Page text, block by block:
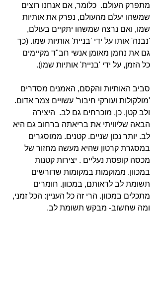
מתפרק העולם.  כלומר, אם אנחנו רוצים
שמשהו יעלם מהעולם, נפרק את אותיות
שמו, ואם נרצה שמשהו יתקיים בעולם,
'נבנה' אותו על ידי 'בניית' אותיות שמו. (כך
גם את נחמן מאומן אנשי חב"ד מקיימים
כל הזמן, על ידי 'בניית' אותיות שמו).
סביב האותיות והקסם, האמנים מסדרים
'מולקולות ועורקי חיבור' עשויים צמר אדום.
ולב קטן. כן, מוכרחים גם לב.  היצירה
הבאה שליוויתי את בריאתה ברחוב גם היא
לב. יותר נכון שניים. קטנים. ממוסגרים
במסגרת קרטון שהיא מעשה מחזור של
מכסה קופסת נעליים . יצירות קטנות
במכוון. ממוקמות במקומות שדורשים
תשומת לב לראותם, במכוון. חומרים
מתכלים במכוון. הרי זה כל העניין: הכל זמני,
ומה שחשוב- מבקש תשומת לב.